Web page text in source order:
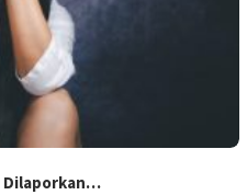
Dilaporkan…